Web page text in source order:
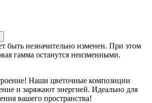
быть незначительно изменен. При этом
гамма останутся неизменными.
Наши цветочные композиции
и заряжают энергией. Идеально для
вашего пространства!